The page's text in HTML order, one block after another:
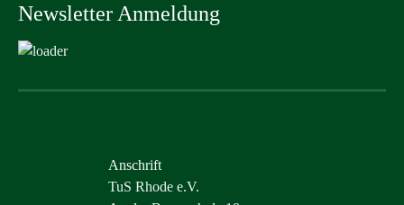
Newsletter Anmeldung
Anschrift
TuS Rhode e.V.